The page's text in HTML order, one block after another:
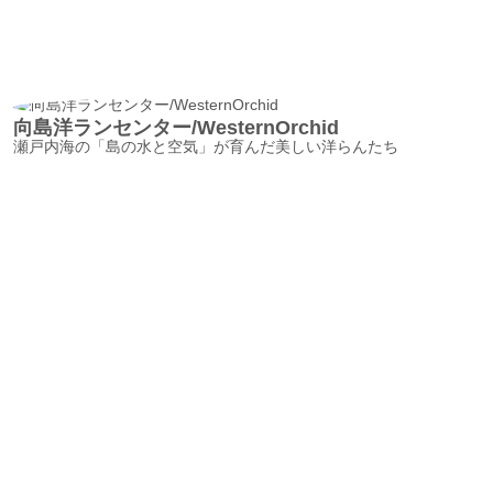
向島洋ランセンター/WesternOrchid
瀬戸内海の「島の水と空気」が育んだ美しい洋らんたち